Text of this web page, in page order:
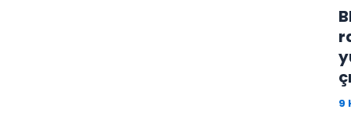
9